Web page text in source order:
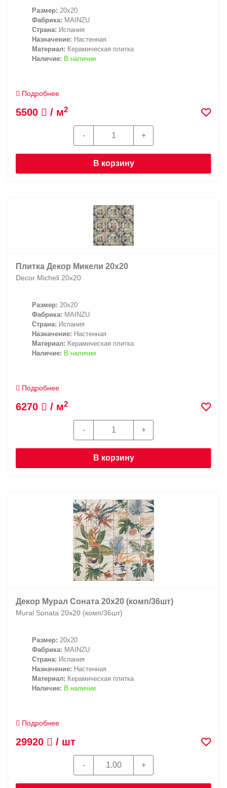
Размер: 20x20
Фабрика: MAINZU
Страна: Испания
Назначение: Настенная
Материал: Керамическая плитка
Наличие: В наличии
Подробнее
5500 / м2
В корзину
Плитка Декор Микели 20х20
Decor Micheli 20х20
Размер: 20x20
Фабрика: MAINZU
Страна: Испания
Назначение: Настенная
Материал: Керамическая плитка
Наличие: В наличии
Подробнее
6270 / м2
В корзину
Декор Мурал Соната 20х20 (комп/36шт)
Mural Sonata 20х20 (комп/36шт)
Размер: 20x20
Фабрика: MAINZU
Страна: Испания
Назначение: Настенная
Материал: Керамическая плитка
Наличие: В наличии
Подробнее
29920 / шт